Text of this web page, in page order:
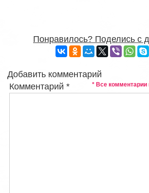
Понравилось? Поделись с
Добавить комментарий
* Все
Комментарий*